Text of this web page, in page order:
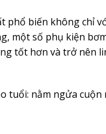
biến không chỉ
một số phụ kiện
tốt hơn và trở nên
tuổi: nằm ngửa